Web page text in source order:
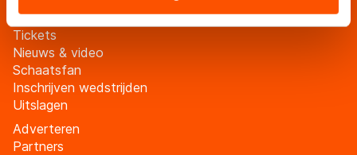
landen buiten de EU, zoals de VS, waar mogelijk geen
adequaat beschermingsniveau geldt volgens de GDPR.
Door op ‘Toestaan’ te klikken, stemt u in met deze
overdracht. Meer informatie vindt u in ons
Tickets
Nieuws & video
Schaatsfan
Inschrijven wedstrijden
Uitslagen
Adverteren
Partners